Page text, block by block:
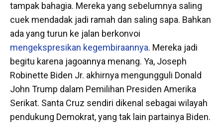
tampak bahagia. Mereka yang sebelumnya saling
cuek mendadak jadi ramah dan saling sapa. Bahkan
ada yang turun ke jalan berkonvoi
mengekspresikan kegembiraannya. Mereka jadi
begitu karena jagoannya menang. Ya, Joseph
Robinette Biden Jr. akhirnya mengungguli Donald
John Trump dalam Pemilihan Presiden Amerika
Serikat. Santa Cruz sendiri dikenal sebagai wilayah
pendukung Demokrat, yang tak lain partainya Biden.